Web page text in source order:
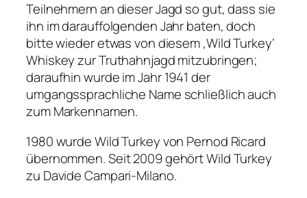
Teilnehmern an dieser Jagd so gut, dass sie
ihn im darauffolgenden Jahr baten, doch
bitte wieder etwas von diesem ‚Wild Turkey‘
Whiskey zur Truthahnjagd mitzubringen;
daraufhin wurde im Jahr 1941 der
umgangssprachliche Name schließlich auch
zum Markennamen.
1980 wurde Wild Turkey von Pernod Ricard
übernommen. Seit 2009 gehört Wild Turkey
zu Davide Campari-Milano.